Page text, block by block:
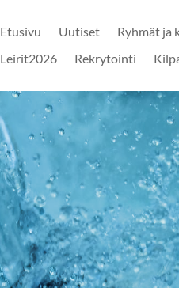
Etusivu Uutiset Ryhmät ja
Leirit2026
Rekrytointi